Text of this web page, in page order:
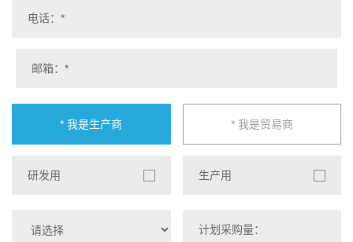
* 我是生产商 * 我是贸易商
研发用 生产用